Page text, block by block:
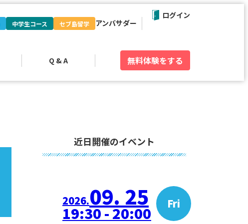
Q & A
中学生コース セブ島留学 アンバサダー
無料体験をする
ログイン
近日開催のイベント
2026.09. 25 Fri
19:30 - 20:00